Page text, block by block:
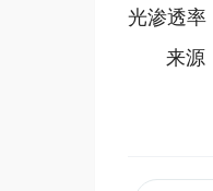
光渗透率
来源：